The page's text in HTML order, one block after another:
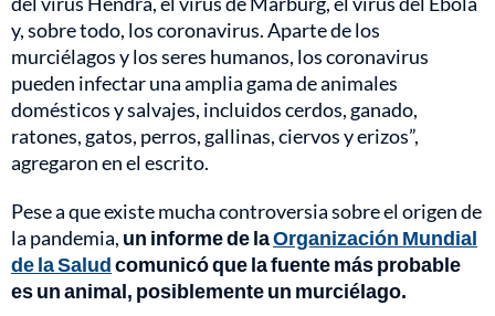
y, sobre todo, los coronavirus. Aparte de los
murciélagos y los seres humanos, los coronavirus
pueden infectar una amplia gama de animales
domésticos y salvajes, incluidos cerdos, ganado,
ratones, gatos, perros, gallinas, ciervos y erizos”,
agregaron en el escrito.
Pese a que existe mucha controversia sobre el origen de
la pandemia, un informe de laOrganización Mundial
de la Saludcomunicó que la fuente más probable
es un animal, posiblemente un murciélago.